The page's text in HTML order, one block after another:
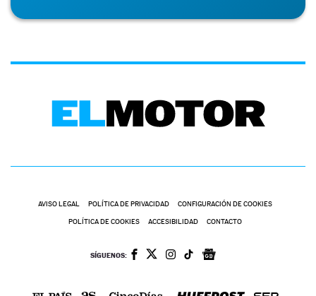
AVISO LEGAL POLÍTICA DE PRIVACIDAD CONFIGURACIÓN DE COOKIES
POLÍTICA DE COOKIES ACCESIBILIDAD CONTACTO
SÍGUENOS: